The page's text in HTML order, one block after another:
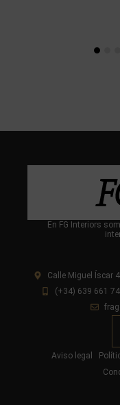
En FG Interiors
Calle Miguel Íscar
(+34) 639 661
Aviso legal